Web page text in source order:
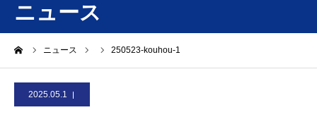
ニュース
ニュース 250523-kouhou-1
2025.05.1
ニュース